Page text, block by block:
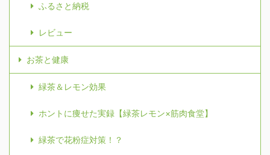
ふるさと納税
レビュー
お茶と健康
緑茶＆レモン効果
ホントに痩せた実録【緑茶レモン×筋肉食堂】
緑茶で花粉症対策！？